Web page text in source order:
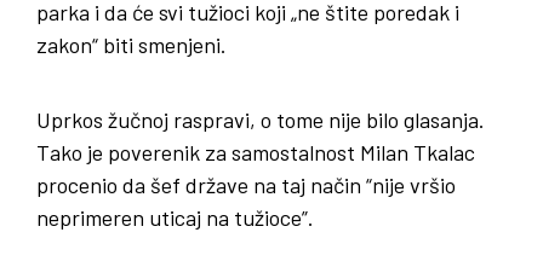
parka i da će svi tužioci koji „ne štite poredak i
zakon“ biti smenjeni.
Uprkos žučnoj raspravi, o tome nije bilo glasanja.
Tako je poverenik za samostalnost Milan Tkalac
procenio da šef države na taj način “nije vršio
neprimeren uticaj na tužioce”.